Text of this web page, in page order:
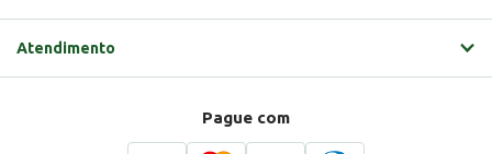
Atendimento
Pague com